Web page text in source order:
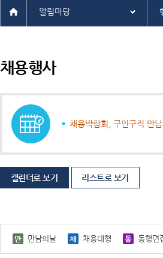
알림마당
채용행사
채용박람회, 구인구직 만
캘린더로 보기 리스트로 보기
만남의날 채용대행 동행면